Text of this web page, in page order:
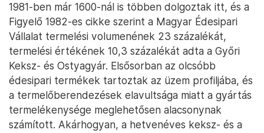
1981-ben már 1600-nál is többen dolgoztak itt, és a
Figyelő 1982-es cikke szerint a Magyar Édesipari
Vállalat termelési volumenének 23 százalékát,
termelési értékének 10,3 százalékát adta a Győri
Keksz- és Ostyagyár. Elsősorban az olcsóbb
édesipari termékek tartoztak az üzem profiljába, és
a termelőberendezések elavultsága miatt a gyártás
termelékenysége meglehetősen alacsonynak
számított. Akárhogyan, a hetvenéves keksz- és a